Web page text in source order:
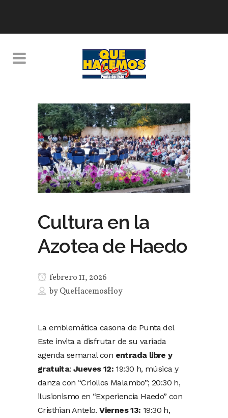
Cultura en la
Azotea de Haedo
febrero 11, 2026
byQueHacemosHoy
La emblemática casona de Punta del
Este invita a disfrutar de su variada
agenda semanal con entrada libre y
gratuita:Jueves 12: 19:30 h, música y
danza con “Criollos Malambo”; 20:30 h,
ilusionismo en “Experiencia Haedo” con
Cristhian Antelo.Viernes 13: 19:30 h,